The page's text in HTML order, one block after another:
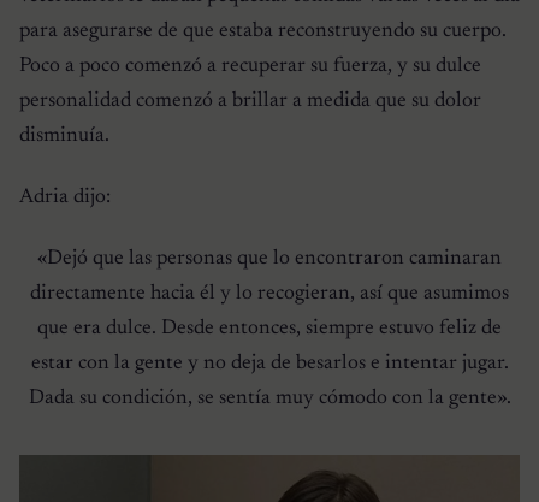
para asegurarse de que estaba reconstruyendo su cuerpo.
Poco a poco comenzó a recuperar su fuerza, y su dulce
personalidad comenzó a brillar a medida que su dolor
disminuía.
Adria dijo:
«Dejó que las personas que lo encontraron caminaran
directamente hacia él y lo recogieran, así que asumimos
que era dulce. Desde entonces, siempre estuvo feliz de
estar con la gente y no deja de besarlos e intentar jugar.
Dada su condición, se sentía muy cómodo con la gente».